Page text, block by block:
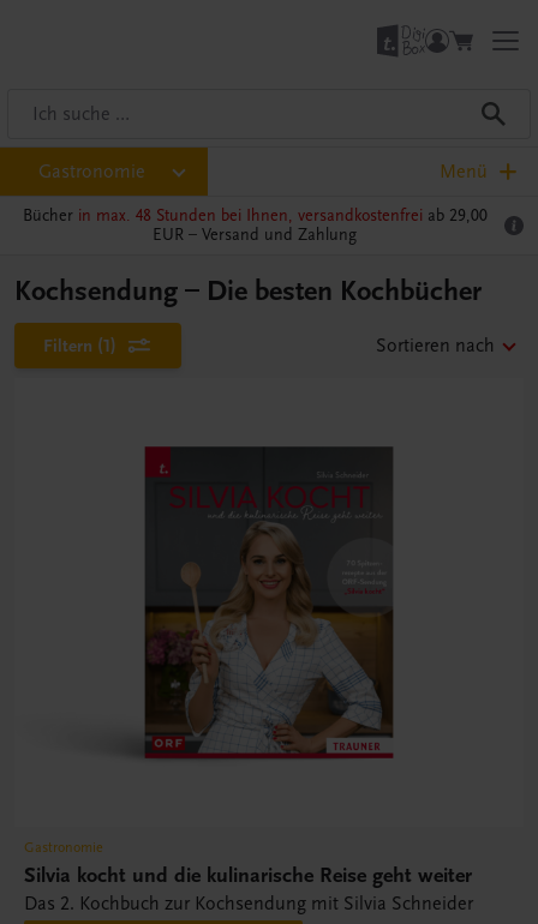
Gastronomie Menü
Bücher in max. 48 Stunden bei Ihnen, versandkostenfrei ab 29,00
EUR – Versand und Zahlung
Kochsendung – Die besten Kochbücher
Filtern (1) Sortieren nach
Gastronomie
Silvia kocht und die kulinarische Reise geht weiter
Das 2. Kochbuch zur Kochsendung mit Silvia Schneider